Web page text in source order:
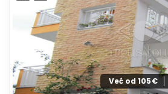
Već od 105€